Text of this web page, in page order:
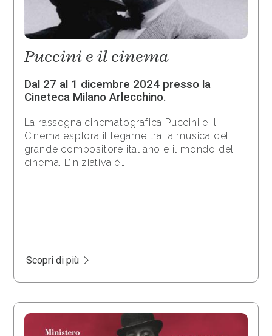
Puccini e il cinema
Dal 27 al 1 dicembre 2024 presso la
Cineteca Milano Arlecchino.
La rassegna cinematografica Puccini e il
Cinema esplora il legame tra la musica del
grande compositore italiano e il mondo del
cinema. L’iniziativa è…
Scopri di più